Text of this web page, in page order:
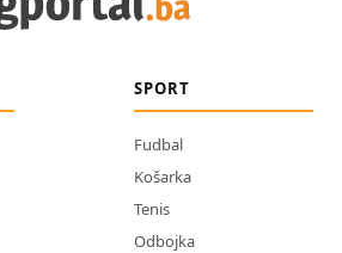
SPORT
Fudbal
Košarka
Tenis
Odbojka